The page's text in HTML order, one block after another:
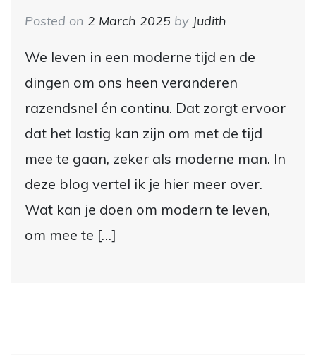
Posted on 2 March 2025 by Judith
We leven in een moderne tijd en de
dingen om ons heen veranderen
razendsnel én continu. Dat zorgt ervoor
dat het lastig kan zijn om met de tijd
mee te gaan, zeker als moderne man. In
deze blog vertel ik je hier meer over.
Wat kan je doen om modern te leven,
om mee te […]